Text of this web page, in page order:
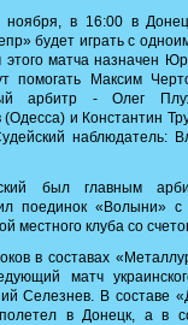
ноября, в 16:00 в
будет играть с
этого матча назначен
помогать Максим
арбитр - Олег
и Константин
наблюдатель:
был главным
поединок «Волыни» с
местного клуба со
в составах
матч
Селезнев. В составе
в Донецк, а в